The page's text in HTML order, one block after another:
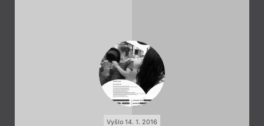
Vyšlo 14. 1. 2016